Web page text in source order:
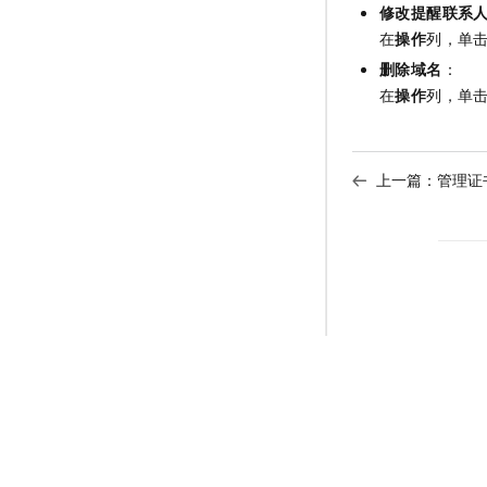
修改提醒联系
在操作列，单
删除域名 ：
在操作列，单
上一篇： 管理